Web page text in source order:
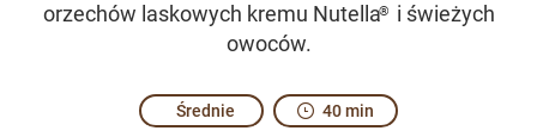
orzechów laskowych kremu Nutella®
i świeżych
owoców.
Średnie 40 min